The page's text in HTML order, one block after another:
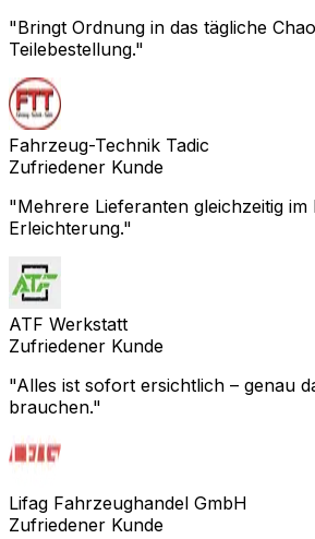
"Bringt Ordnung in das tägliche
Teilebestellung."
Fahrzeug-Technik Tadic
Zufriedener Kunde
"Mehrere Lieferanten gleichzeitig im
Erleichterung."
ATF Werkstatt
Zufriedener Kunde
"Alles ist sofort ersichtlich – genau
brauchen."
Lifag Fahrzeughandel GmbH
Zufriedener Kunde